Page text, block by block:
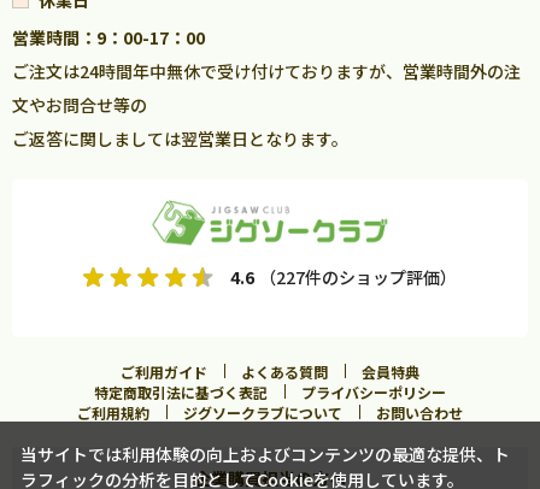
営業時間：9：00-17：00
ご注文は24時間年中無休で受け付けておりますが、営業時間外の注
文やお問合せ等の
ご返答に関しましては翌営業日となります。
4.6 （227件のショップ評価）
ご利用ガイド よくある質問
会員特典
特定商取引法に基づく表記
プライバシーポリシー
ご利用規約
ジグソークラブについて お問い合わせ
企業購買担当の方へ
当サイトでは利用体験の向上およびコンテンツの最適な提供、ト
ラフィックの分析を目的としてCookieを使用しています。